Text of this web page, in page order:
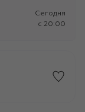
Сегодня
c 20:00